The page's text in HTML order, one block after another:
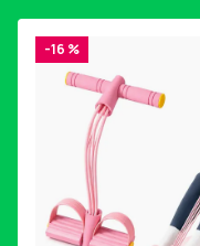
-16 %